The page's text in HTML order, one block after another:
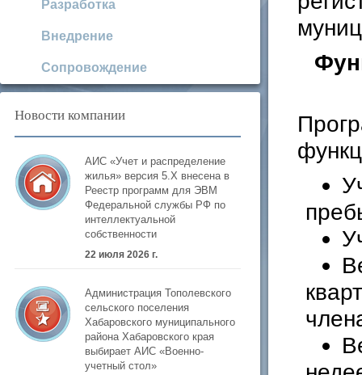
Разработка
Внедрение
Сопровождение
Новости компании
АИС «Учет и распределение
жилья» версия 5.Х внесена в
Реестр программ для ЭВМ
Федеральной службы РФ по
интеллектуальной
собственности
22 июля 2026 г.
Администрация Тополевского
сельского поселения
Хабаровского муниципального
района Хабаровского края
выбирает АИС «Военно-
учетный стол»